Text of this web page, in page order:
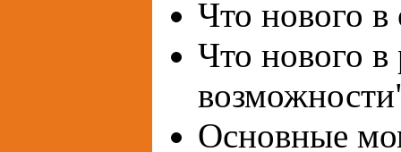
Что нового
Что нового в
Основные